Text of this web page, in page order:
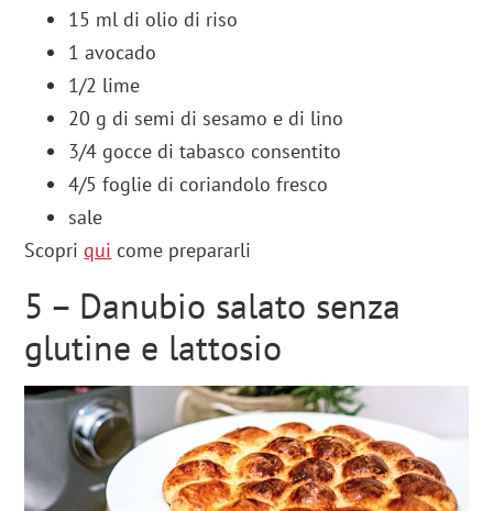
15 ml di olio di riso
1 avocado
1/2 lime
20 g di semi di sesamo e di lino
3/4 gocce ditabasco consentito
4/5 foglie di coriandolo fresco
sale
Scopriqui come prepararli
5 – Danubio salato senza
glutine e lattosio